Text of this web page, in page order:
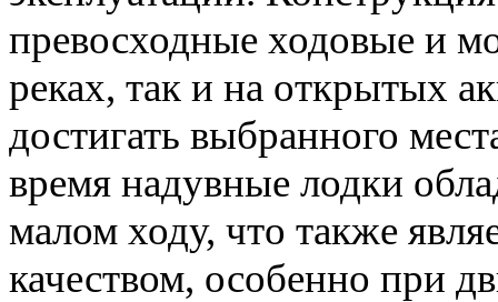
превосходные ходовые и
реках, так и на открытых
достигать выбранного
время надувные лодки
малом ходу, что также
качеством, особенно при